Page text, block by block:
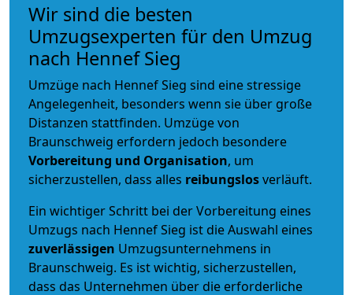
Wir sind die besten
Umzugsexperten für den Umzug
nach Hennef Sieg
Umzüge nach Hennef Sieg sind eine stressige
Angelegenheit, besonders wenn sie über große
Distanzen stattfinden. Umzüge von
Braunschweig erfordern jedoch besondere
Vorbereitung und Organisation, um
sicherzustellen, dass alles reibungslosverläuft.
Ein wichtiger Schritt bei der Vorbereitung eines
Umzugs nach Hennef Sieg ist die Auswahl eines
zuverlässigen Umzugsunternehmens in
Braunschweig. Es ist wichtig, sicherzustellen,
dass das Unternehmen über die erforderliche